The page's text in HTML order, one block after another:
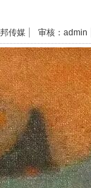
传媒 审核：admin